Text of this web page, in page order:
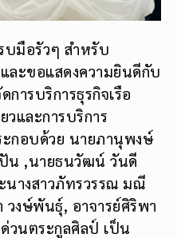
มือรัวๆ สำหรับ
ละขอแสดงความยินดีกับ
ารบริการธุรกิจเรือ
วและการบริการ
กอบด้วย นายภานุพงษ์
น ,นายธนวัฒน์ วันดี
างสาวภัทรวรรณ มณี
วงษ์พันธุ์, อาจารย์ศิริพา
วนตระกูลศิลป์ เป็น